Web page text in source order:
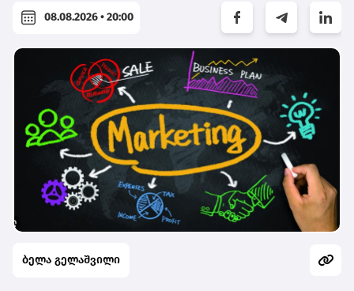
08.08.2026 • 20:00
ბელა გელაშვილი